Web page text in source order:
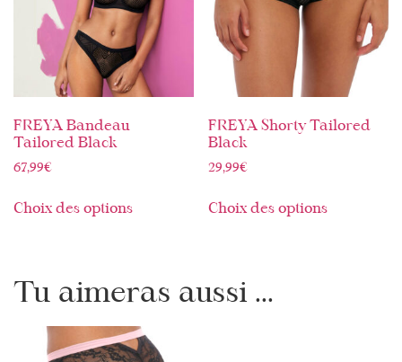
FREYA Bandeau
Tailored Black
67,99€
Choix des options
FREYA Shorty Tailored
Black
29,99€
Choix des options
Tu aimeras aussi ...